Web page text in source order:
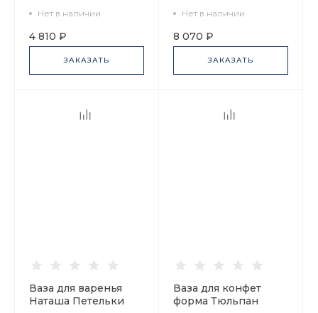
лента арт.
80.05473.00.1
Нет в наличии
4 810 ₽
ЗАКАЗАТЬ
80.60997.00.1
Нет в наличии
8 070 ₽
ЗАКАЗАТЬ
Ваза для варенья
Наташа Петельки
Ваза для конфет
форма Тюльпан